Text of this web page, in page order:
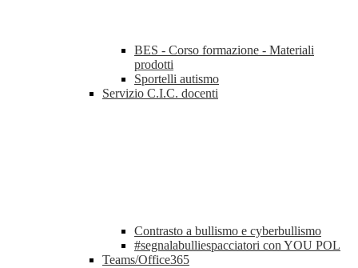
BES - Corso formazione - Materiali
prodotti
Sportelli autismo
Servizio C.I.C. docenti
Contrasto a bullismo e cyberbullismo
#segnalabulliespacciatori con YOU POL
Teams/Office365